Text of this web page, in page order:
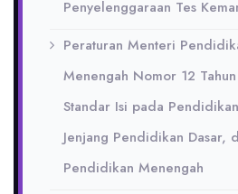
Penyelenggaraan Tes
Peraturan Menteri
Menengah Nomor 12
Standar Isi pada
Jenjang Pendidikan Dasar,
Pendidikan Menengah